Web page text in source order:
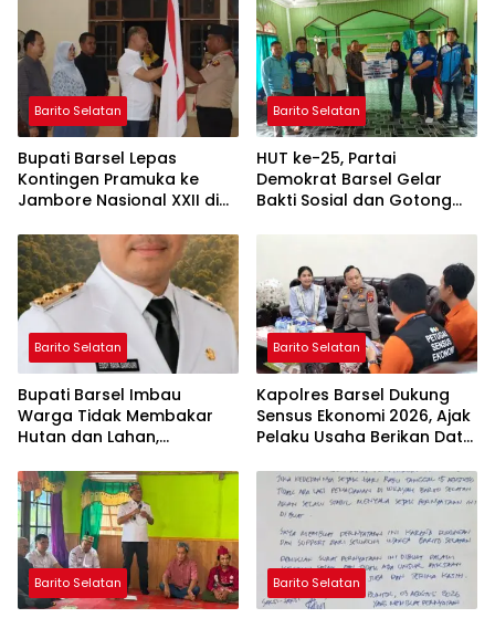
Barito Selatan
Bupati Barsel Lepas
Kontingen Pramuka ke
Jambore Nasional XXII di
Barito Selatan
HUT ke-25, Partai
Demokrat Barsel Gelar
Bakti Sosial dan Gotong
Ashfiya
Barito Selatan
Bupati Barsel Imbau
Warga Tidak Membakar
Hutan dan Lahan,
Bebas Kabut Asap
Barito Selatan
Kapolres Barsel Dukung
Sensus Ekonomi 2026, Ajak
Pelaku Usaha Berikan Data
Barito Selatan Barito Selatan